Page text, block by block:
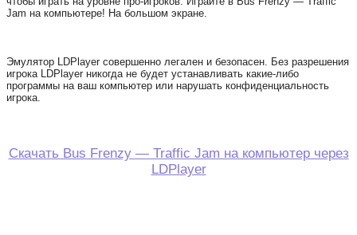
Jam на компьютере! На большом экране.
Эмулятор LDPlayer совершенно легален и безопасен. Без разрешения
игрока LDPlayer никогда не будет устанавливать какие-либо
программы на ваш компьютер или нарушать конфиденциальность
игрока.
Скачать Bus Frenzy — Traffic Jam на компьютер через
LDPlayer